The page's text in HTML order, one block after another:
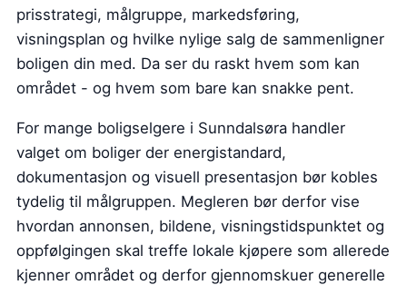
prisstrategi, målgruppe, markedsføring,
visningsplan og hvilke nylige salg de sammenligner
boligen din med. Da ser du raskt hvem som kan
området - og hvem som bare kan snakke pent.
For mange boligselgere i Sunndalsøra handler
valget om boliger der energistandard,
dokumentasjon og visuell presentasjon bør kobles
tydelig til målgruppen. Megleren bør derfor vise
hvordan annonsen, bildene, visningstidspunktet og
oppfølgingen skal treffe lokale kjøpere som allerede
kjenner området og derfor gjennomskuer generelle